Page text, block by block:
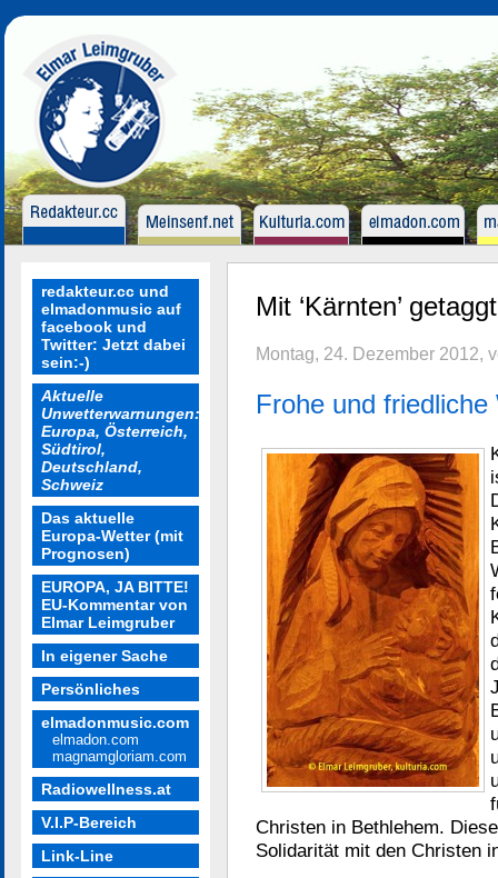
redakteur.cc und
elmadonmusic auf
facebook und
Twitter: Jetzt dabei
sein:-)
Aktuelle
Unwetterwarnungen:
Europa, Österreich,
Südtirol,
Deutschland,
Schweiz
Das aktuelle
Europa-Wetter (mit
Prognosen)
EUROPA, JA BITTE!
EU-Kommentar von
Elmar Leimgruber
In eigener Sache
Persönliches
elmadonmusic.com
elmadon.com
magnamgloriam.com
Radiowellness.at
V.I.P-Bereich
Link-Line
Mit ‘Kärnten’
Montag, 24. Dezember 2012,
Frohe und
Christen in Bethlehem.
Solidarität mit den Christen